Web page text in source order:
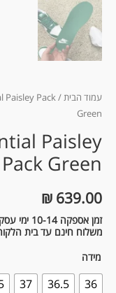
עמוד הבית/
Paisley Pack
Green
Paisley
Pack Green
₪ 639.00
זמן אספקה 10-14 ימי עסקים.
משלוח חינם עד בית
מידה
36
36.5
37